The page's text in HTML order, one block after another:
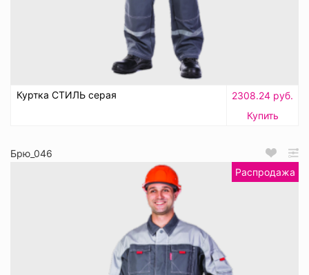
Куртка СТИЛЬ серая
2308.24 руб.
Купить
Брю_046
Распродажа